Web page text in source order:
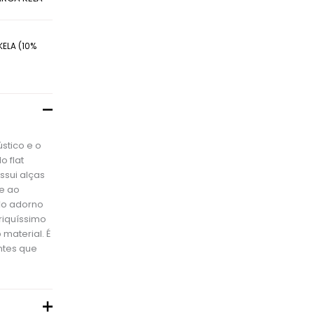
(10%
e o
flat
alças
ao
adorno
É
que